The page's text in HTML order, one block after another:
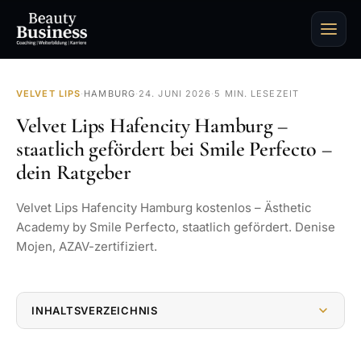
VELVET LIPS· HAMBURG· 24. JUNI 2026 · 5 MIN. LESEZEIT
Velvet Lips Hafencity Hamburg –
staatlich gefördert bei Smile Perfecto –
dein Ratgeber
Velvet Lips Hafencity Hamburg kostenlos – Ästhetic
Academy by Smile Perfecto, staatlich gefördert. Denise
Mojen, AZAV-zertifiziert.
INHALTSVERZEICHNIS